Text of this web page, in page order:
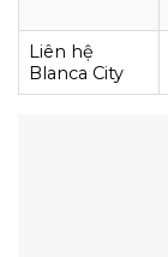
Liên hệ
Blanca City